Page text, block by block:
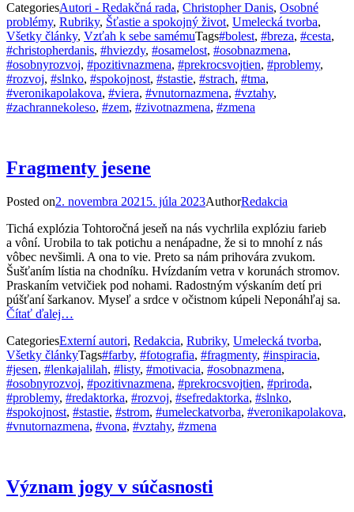
CategoriesAutori - Redakčná rada, Christopher Danis, Osobné
problémy, Rubriky, Šťastie a spokojný život, Umelecká tvorba,
Všetky články, Vzťah k sebe samémuTags#bolest, #breza, #cesta,
#christopherdanis, #hviezdy, #osamelost, #osobnazmena,
#osobnyrozvoj, #pozitivnazmena, #prekrocsvojtien, #problemy,
#rozvoj, #slnko, #spokojnost, #stastie, #strach, #tma,
#veronikapolakova, #viera, #vnutornazmena, #vztahy,
#zachrannekoleso, #zem, #zivotnazmena, #zmena
Fragmenty jesene
Posted on2. novembra 2021 5. júla 2023AuthorRedakcia
Tichá explózia Tohtoročná jeseň na nás vychrlila explóziu farieb
a vôní. Urobila to tak potichu a nenápadne, že si to mnohí z nás
vôbec nevšimli. A ona to vie. Preto sa nám prihovára zvukom.
Šušťaním lístia na chodníku. Hvízdaním vetra v korunách stromov.
Praskaním vetvičiek pod nohami. Radostným výskaním detí pri
púšťaní šarkanov. Myseľ a srdce v očistnom kúpeli Neponáhľaj sa.
Čítať ďalej…
CategoriesExterní autori, Redakcia, Rubriky, Umelecká tvorba,
Všetky článkyTags#farby, #fotografia, #fragmenty, #inspiracia,
#jesen, #lenkajalilah, #listy, #motivacia, #osobnazmena,
#osobnyrozvoj, #pozitivnazmena, #prekrocsvojtien, #priroda,
#problemy, #redaktorka, #rozvoj, #sefredaktorka, #slnko,
#spokojnost, #stastie, #strom, #umeleckatvorba, #veronikapolakova,
#vnutornazmena, #vona, #vztahy, #zmena
Význam jogy v súčasnosti